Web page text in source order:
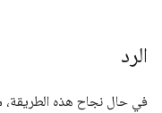
الرد
في حال نجاح هذه